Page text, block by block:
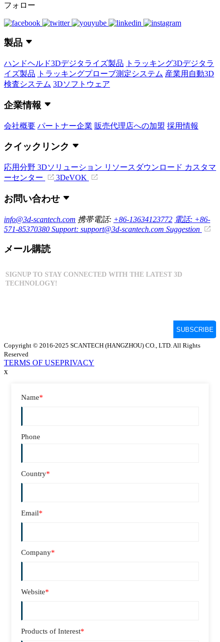
フォロー
製品
ハンドヘルド3Dデジタライズ製品
トラッキング3Dデジタラ
イズ製品
トラッキングプローブ測定システム 産業用自動3D
検査システム 3Dソフトウェア
企業情報
会社概要 パートナー企業 販売代理店への加盟 採用情報
クイックリンク
応用分野 3Dソリューション リソースダウンロード カスタマ
ーセンター
3DeVOK
お問い合わせ
info@3d-scantech.com 携帯電話: +86-13634123772 電話: +86-
571-85370380 Support: support@3d-scantech.com Suggestion
メール購読
Copyright © 2016-2025 SCANTECH (HANGZHOU) CO., LTD. All Rights
Reserved
TERMS OF USEPRIVACY
x
Name*
Phone
Country*
Email*
Company*
Website*
Products of Interest*